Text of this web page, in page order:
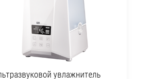
увлажнитель